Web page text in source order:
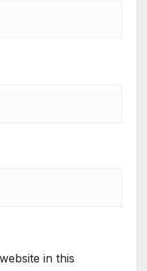
in this